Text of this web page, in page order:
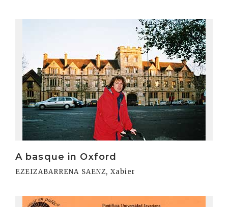
A basque in Oxford
EZEIZABARRENA SAENZ, Xabier
Irakurri